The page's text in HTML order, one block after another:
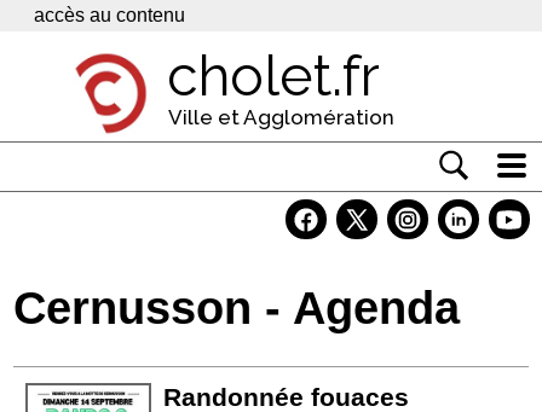
Panneau de gestion des cookies
accès au contenu
cholet.fr
Ville et Agglomération
Economie
Services
Cernusson - Agenda
Randonnée fouaces